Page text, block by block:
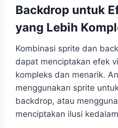
Backdrop untuk
yang Lebih
Kombinasi sprite dan
dapat menciptakan efek
kompleks dan menarik.
menggunakan sprite
backdrop, atau
menciptakan ilusi